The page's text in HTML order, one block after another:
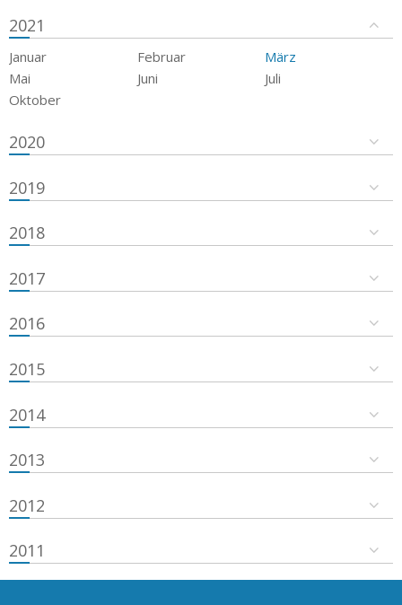
2021
Januar Februar
März
Mai
Juni
Juli
Oktober
2020
2019
2018
2017
2016
2015
2014
2013
2012
2011